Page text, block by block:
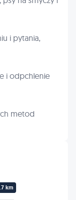
km
i pytania,
i odpchlenie
metod